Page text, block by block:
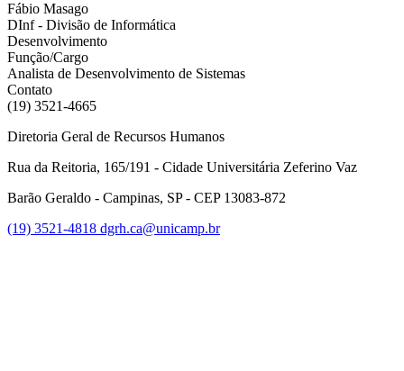
Fábio Masago
DInf - Divisão de Informática
Desenvolvimento
Função/Cargo
Analista de Desenvolvimento de Sistemas
Contato
(19) 3521-4665
Diretoria Geral de Recursos Humanos
Rua da Reitoria, 165/191 - Cidade Universitária Zeferino Vaz
Barão Geraldo - Campinas, SP - CEP 13083-872
(19) 3521-4818 dgrh.ca@unicamp.br